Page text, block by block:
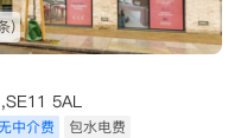
)
5AL
无中介费
包水电费